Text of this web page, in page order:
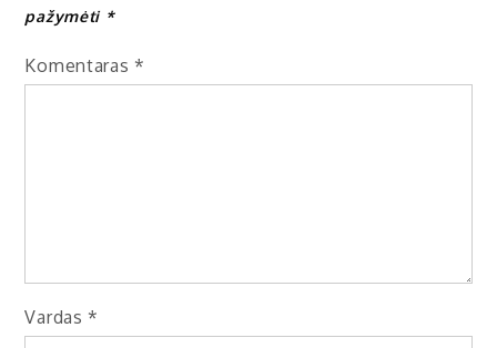
pažymėti *
Komentaras *
Vardas *